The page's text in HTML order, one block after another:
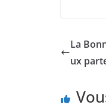
La
ux